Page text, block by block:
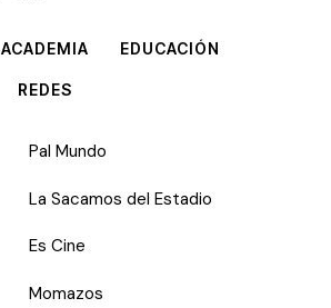
ACADEMIA EDUCACIÓN
REDES
Pal Mundo
La Sacamos del Estadio
Es Cine
Momazos